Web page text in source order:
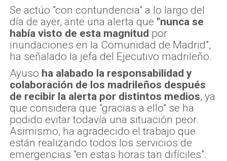
Se actúo "con contundencia" a lo largo del
día de ayer, ante una alerta que "nunca se
había visto de esta magnitud por
inundaciones en la Comunidad de Madrid",
ha señalado la jefa del Ejecutivo madrileño.
Ayuso ha alabado la responsabilidad y
colaboración de los madrileños después
de recibir la alerta por distintos medios, ya
que considera que "gracias a ello" se ha
podido evitar todavía una situación peor.
Asimismo, ha agradecido el trabajo que
están realizando todos los servicios de
emergencias "en estas horas tan difíciles".